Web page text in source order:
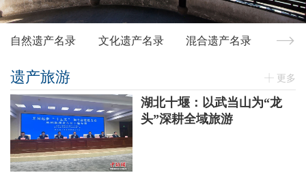
自然遗产名录 文化遗产名录 混合遗产名录
遗产旅游 更多
湖北十堰：以武当山为“龙
头”深耕全域旅游